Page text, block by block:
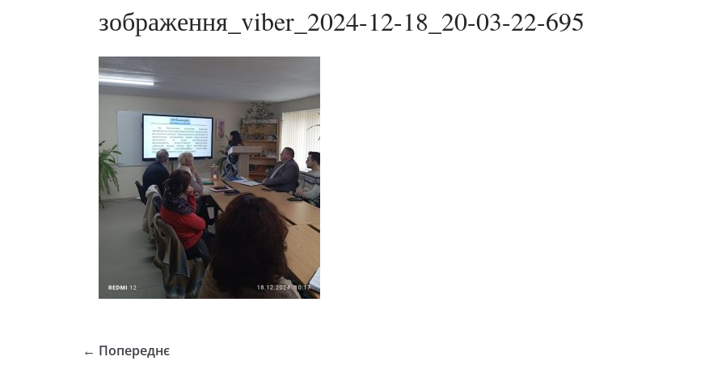
зображення_viber_2024-12-18_20-03-22-695
← Попереднє